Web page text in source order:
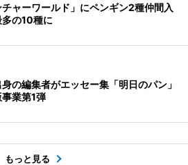
チャーワールド」にペンギン2種仲間入
の10種に
の編集者がエッセー集「明日のパン」
業第1弾
もっと見る